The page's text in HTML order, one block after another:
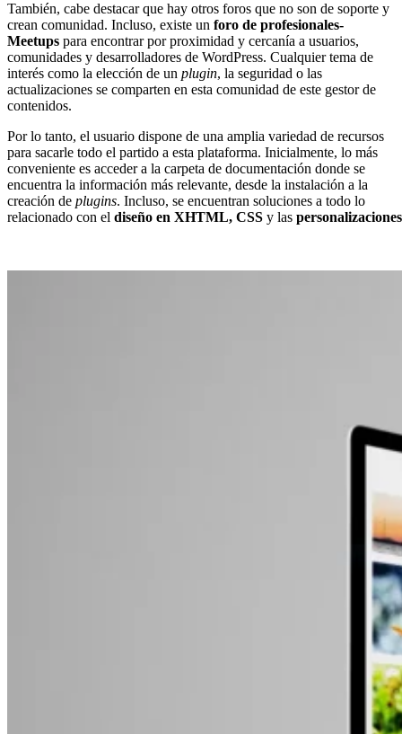
También, cabe destacar que hay otros foros que no son de soporte y
crean comunidad. Incluso, existe un foro de profesionales-
Meetups para encontrar por proximidad y cercanía a usuarios,
comunidades y desarrolladores de WordPress. Cualquier tema de
interés como la elección de un plugin, la seguridad o las
actualizaciones se comparten en esta comunidad de este gestor de
contenidos.
Por lo tanto, el usuario dispone de una amplia variedad de recursos
para sacarle todo el partido a esta plataforma. Inicialmente, lo más
conveniente es acceder a la carpeta de documentación donde se
encuentra la información más relevante, desde la instalación a la
creación de plugins. Incluso, se encuentran soluciones a todo lo
relacionado con el diseño en XHTML, CSS y las